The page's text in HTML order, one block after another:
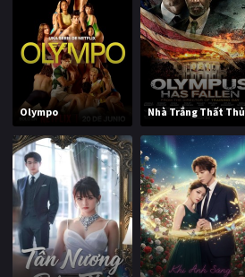
Olympo Nhà Trắng Thất Thủ